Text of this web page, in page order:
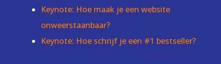
Keynote: Hoe maak je een website
onweerstaanbaar?
Keynote: Hoe schrijf je een #1 bestseller?